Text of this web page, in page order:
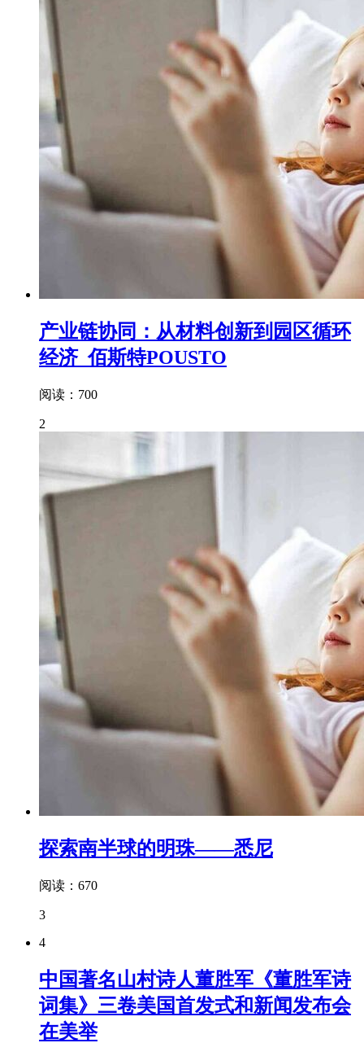
产业链协同：从材料创新到园区循环
经济_佰斯特POUSTO
阅读：700
2
探索南半球的明珠——悉尼
阅读：670
3
4
中国著名山村诗人董胜军《董胜军诗
词集》三卷美国首发式和新闻发布会
在美举